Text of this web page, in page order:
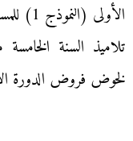
تلاميذ السنة الخامسة
لخوض فروض الدورة